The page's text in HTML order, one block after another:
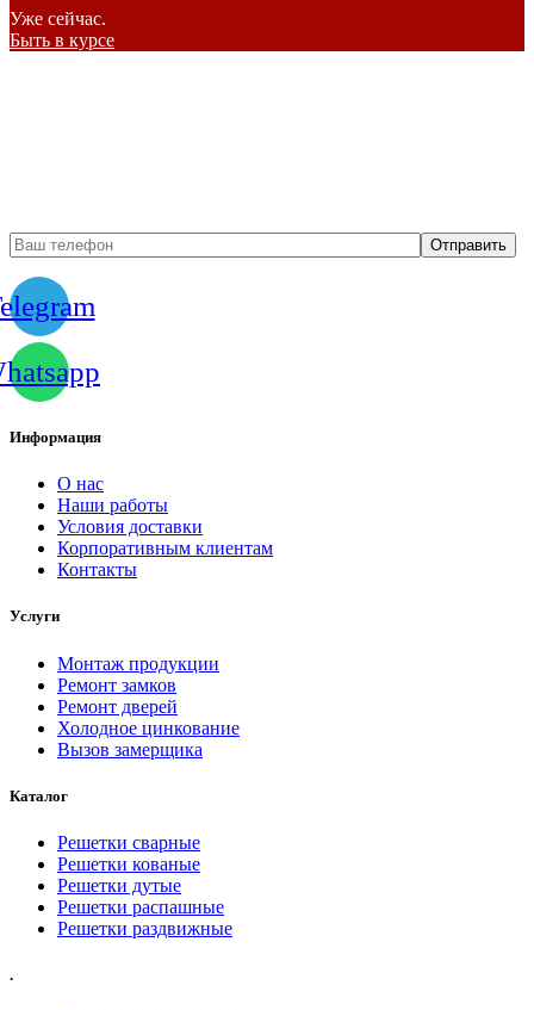
Уже сейчас.
Быть в курсе
Информация
О нас
Наши работы
Условия доставки
Корпоративным клиентам
Контакты
Услуги
Монтаж продукции
Ремонт замков
Ремонт дверей
Холодное цинкование
Вызов замерщика
Каталог
Решетки сварные
Решетки кованые
Решетки дутые
Решетки распашные
Решетки раздвижные
.